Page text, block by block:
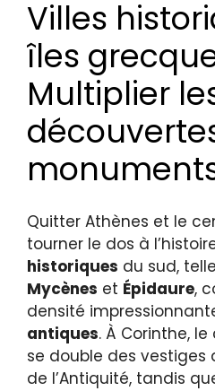
Villes
îles
Multiplier
Quitter Athènes et le
tourner le dos à
historiques du sud,
Mycènes et Épidaure,
densité
antiques. À Corinthe,
se double des vestiges
de l’Antiquité, tandis